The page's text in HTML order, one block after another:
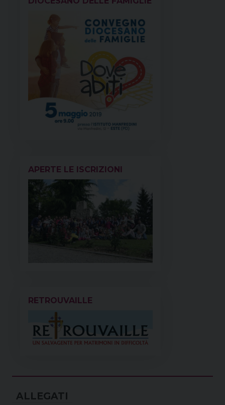
APERTE LE ISCRIZIONI
RETROUVAILLE